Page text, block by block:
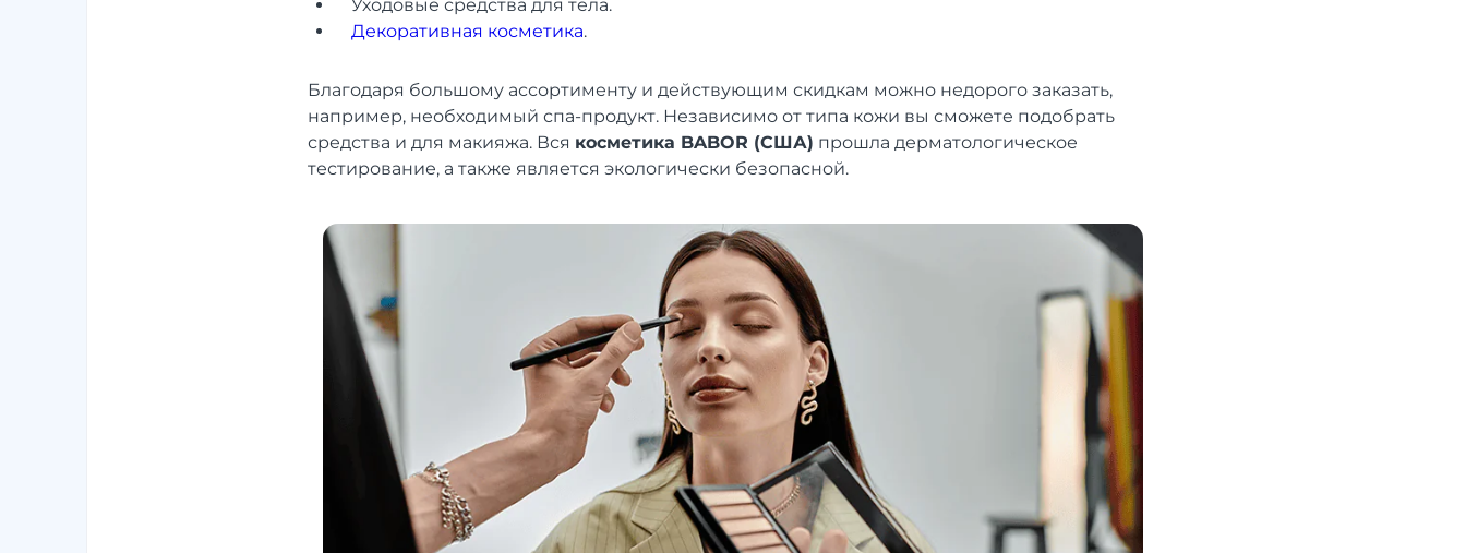
Уходовые средства для тела.
Декоративная косметика.
Благодаря большому ассортименту и действующим скидкам можно недорого заказать,
например, необходимый спа-продукт. Независимо от типа кожи вы сможете подобрать
средства и для макияжа. Вся косметика BABOR (США) прошла дерматологическое
тестирование, а также является экологически безопасной.